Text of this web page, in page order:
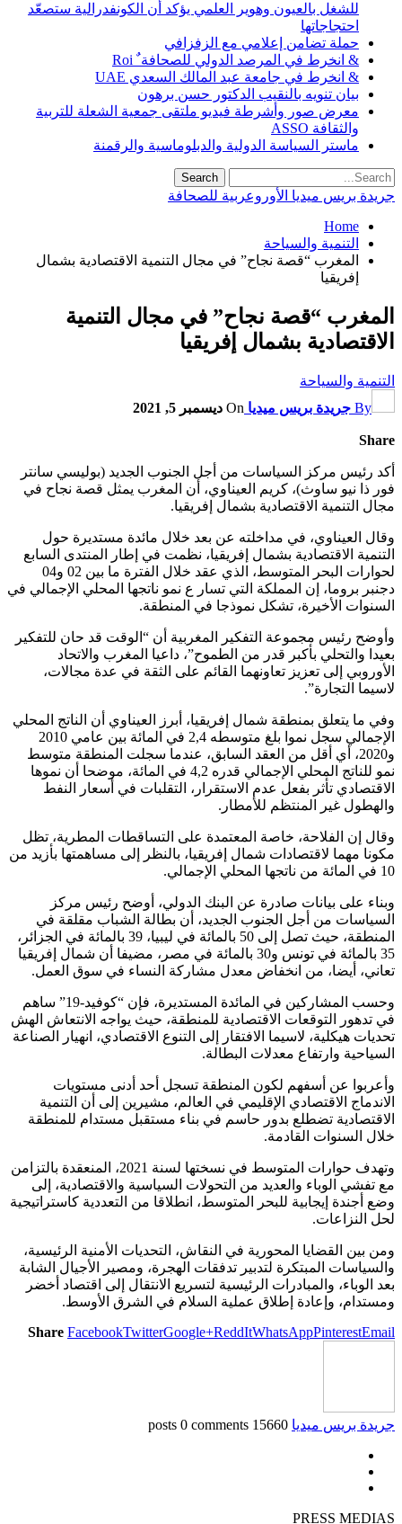
للشغل بالعيون وهوير العلمي يؤكد أن الكونفدرالية ستصعّد
احتجاجاتها
حملة تضامن إعلامي مع الزفزافي
& انخرط في المرصد الدولي للصحافة ٌ Roi
& انخرط في جامعة عبد المالك السعدي UAE
بيان تنويه بالنقيب الدكتور حسن برهون
معرض صور وأشرطة فيديو ملتقى جمعية الشعلة للتربية
والثقافة ASSO
ماستر السياسة الدولية والدبلوماسية والرقمنة
جريدة بريس ميديا الأوروعربية للصحافة
Home
التنمية والسياحة
المغرب “قصة نجاح” في مجال التنمية الاقتصادية بشمال
إفريقيا
المغرب “قصة نجاح” في مجال التنمية
الاقتصادية بشمال إفريقيا
التنمية والسياحة
By جريدة بريس ميديا On ديسمبر 5, 2021
Share
أكد رئيس مركز السياسات من أجل الجنوب الجديد (بوليسي سانتر
فور ذا نيو ساوث)، كريم العيناوي، أن المغرب يمثل قصة نجاح في
مجال التنمية الاقتصادية بشمال إفريقيا.
وقال العيناوي، في مداخلته عن بعد خلال مائدة مستديرة حول
التنمية الاقتصادية بشمال إفريقيا، نظمت في إطار المنتدى السابع
لحوارات البحر المتوسط، الذي عقد خلال الفترة ما بين 02 و04
دجنبر بروما، إن المملكة التي تسار ع نمو ناتجها المحلي الإجمالي في
السنوات الأخيرة، تشكل نموذجا في المنطقة.
وأوضح رئيس مجموعة التفكير المغربية أن “الوقت قد حان للتفكير
بعيدا والتحلي بأكبر قدر من الطموح”، داعيا المغرب والاتحاد
الأوروبي إلى تعزيز تعاونهما القائم على الثقة في عدة مجالات،
لاسيما التجارة”.
وفي ما يتعلق بمنطقة شمال إفريقيا، أبرز العيناوي أن الناتج المحلي
الإجمالي سجل نموا بلغ متوسطه 2,4 في المائة بين عامي 2010
و2020، أي أقل من العقد السابق، عندما سجلت المنطقة متوسط
نمو للناتج المحلي الإجمالي قدره 4,2 في المائة، موضحا أن نموها
الاقتصادي تأثر بفعل عدم الاستقرار، التقلبات في أسعار النفط
والهطول غير المنتظم للأمطار.
وقال إن الفلاحة، خاصة المعتمدة على التساقطات المطرية، تظل
مكونا مهما لاقتصادات شمال إفريقيا، بالنظر إلى مساهمتها بأزيد من
10 في المائة من ناتجها المحلي الإجمالي.
وبناء على بيانات صادرة عن البنك الدولي، أوضح رئيس مركز
السياسات من أجل الجنوب الجديد، أن بطالة الشباب مقلقة في
المنطقة، حيث تصل إلى 50 بالمائة في ليبيا، 39 بالمائة في الجزائر،
35 بالمائة في تونس و30 بالمائة في مصر، مضيفا أن شمال إفريقيا
تعاني، أيضا، من انخفاض معدل مشاركة النساء في سوق العمل.
وحسب المشاركين في المائدة المستديرة، فإن “كوفيد-19” ساهم
في تدهور التوقعات الاقتصادية للمنطقة، حيث يواجه الانتعاش الهش
تحديات هيكلية، لاسيما الافتقار إلى التنوع الاقتصادي، انهيار الصناعة
السياحية وارتفاع معدلات البطالة.
وأعربوا عن أسفهم لكون المنطقة تسجل أحد أدنى مستويات
الاندماج الاقتصادي الإقليمي في العالم، مشيرين إلى أن التنمية
الاقتصادية تضطلع بدور حاسم في بناء مستقبل مستدام للمنطقة
خلال السنوات القادمة.
وتهدف حوارات المتوسط في نسختها لسنة 2021، المنعقدة بالتزامن
مع تفشي الوباء والعديد من التحولات السياسية والاقتصادية، إلى
وضع أجندة إيجابية للبحر المتوسط، انطلاقا من التعددية كاستراتيجية
لحل النزاعات.
ومن بين القضايا المحورية في النقاش، التحديات الأمنية الرئيسية،
والسياسات المبتكرة لتدبير تدفقات الهجرة، ومصير الأجيال الشابة
بعد الوباء، والمبادرات الرئيسية لتسريع الانتقال إلى اقتصاد أخضر
ومستدام، وإعادة إطلاق عملية السلام في الشرق الأوسط.
Share FacebookTwitterGoogle+ReddItWhatsAppPinterestEmail
جريدة بريس ميديا 15660 posts
0 comments
PRESS MEDIAS